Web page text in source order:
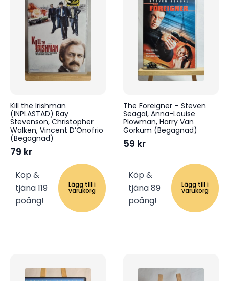
Kill the Irishman
(INPLASTAD) Ray
Stevenson, Christopher
Walken, Vincent D’Onofrio
(Begagnad)
79 kr
Köp &
tjäna 119
poäng!
Lägg till i
varukorg
The Foreigner – Steven
Seagal, Anna-Louise
Plowman, Harry Van
Gorkum (Begagnad)
59 kr
Köp &
tjäna 89
poäng!
Lägg till i
varukorg